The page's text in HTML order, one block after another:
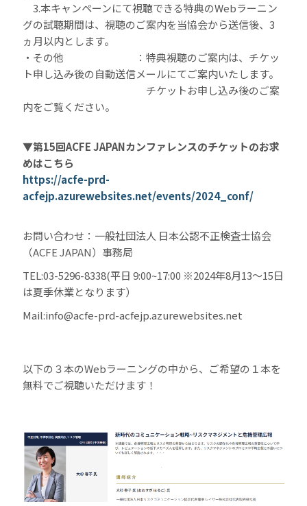
3.本キャンペーンにて視聴できる特典のWebラーニン
グの試聴期間は、視聴のご案内を当協会から送信後、3
ヵ月以内とします。
・その他 ：特典視聴のご案内は、チケッ
ト申し込み後の自動送信メールにてご案内いたします。
チケットお申し込み後のご案
内をご覧ください。
▼第15回ACFE JAPANカンファレンスのチケットのお求
めはこちら
https://acfe-prd-
acfejp.azurewebsites.net/events/2024_conf/
お問い合わせ：一般社団法人 日本公認不正検査士協会
（ACFE JAPAN）事務局
TEL:03-5296-8338(平日 9:00~17:00 ※2024年8月13～15日
は夏季休業となります）
Mail:info@acfe-prd-acfejp.azurewebsites.net
以下の３本のWebラーニングの中から、ご希望の１本を
無料でご視聴いただけます！